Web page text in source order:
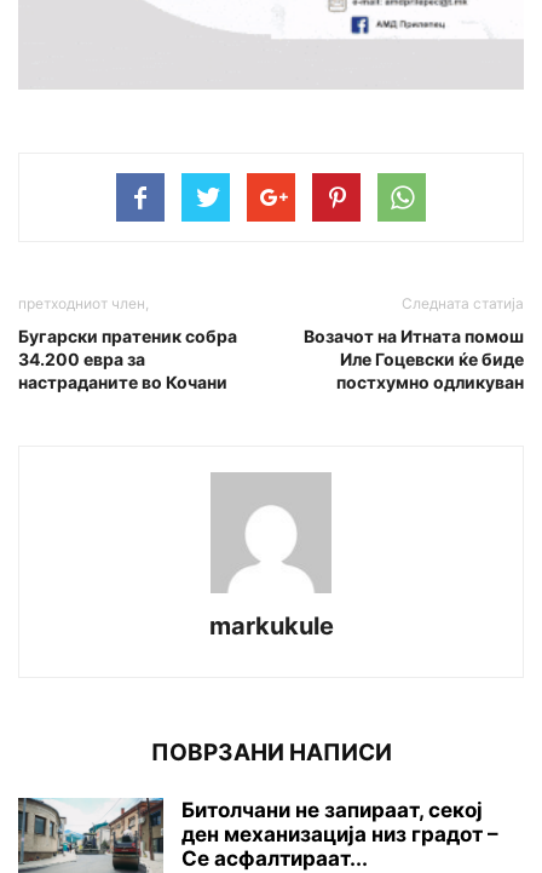
претходниот член,
Бугарски пратеник собра
34.200 евра за
настраданите во Кочани
Следната статија
Возачот на Итната помош
Иле Гоцевски ќе биде
постхумно одликуван
markukule
ПОВРЗАНИ НАПИСИ
Битолчани не запираат, секој
ден механизација низ градот –
Се асфалтираат...